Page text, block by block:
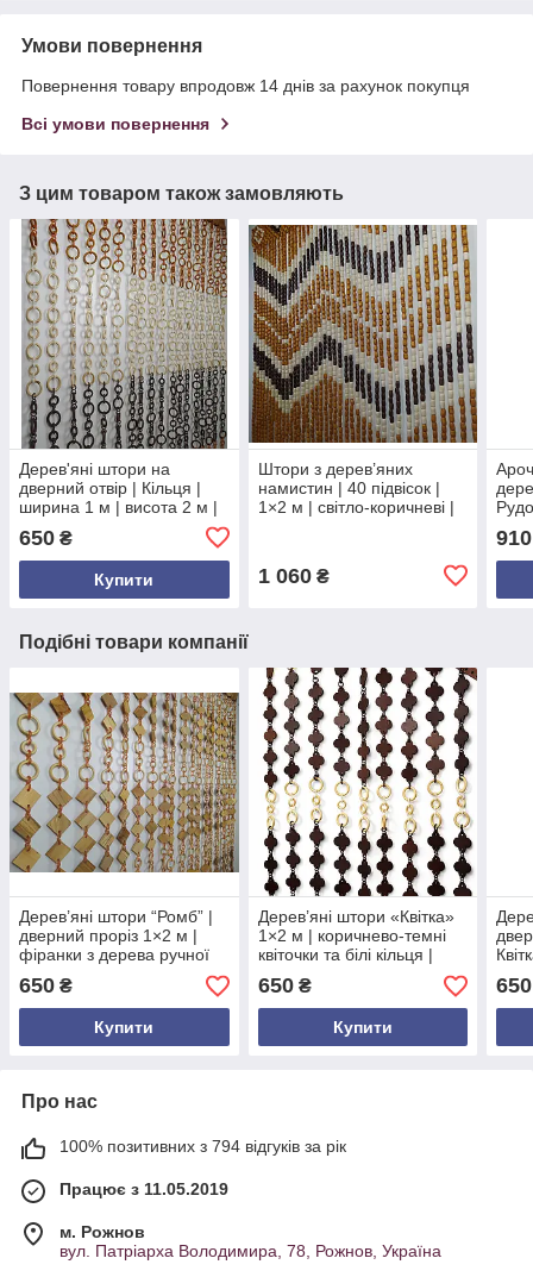
Умови повернення
Повернення товару впродовж 14 днів за рахунок покупця
Всі умови повернення
З цим товаром також замовляють
Дерев'яні штори на
дверний отвір | Кільця |
ширина 1 м | висота 2 м |
різнокольорові
650 ₴
Купити
Штори з дерев’яних
намистин | 40 підвісок |
1×2 м | світло-коричневі |
1 060₴
910
Подібні товари компанії
Дерев’яні штори “Ромб” |
дверний проріз 1×2 м |
фіранки з дерева ручної
роботи | натуральний
колір
650 ₴
Купити
Дерев’яні штори «Квітка»
1×2 м | коричнево-темні
квіточки та білі кільця |
декоративна штора на
дверний отвір
650₴
Купити
650
Про нас
100% позитивних з 794 відгуків за рік
Працює з 11.05.2019
м. Рожнов
вул. Патріарха Володимира, 78, Рожнов, Україна